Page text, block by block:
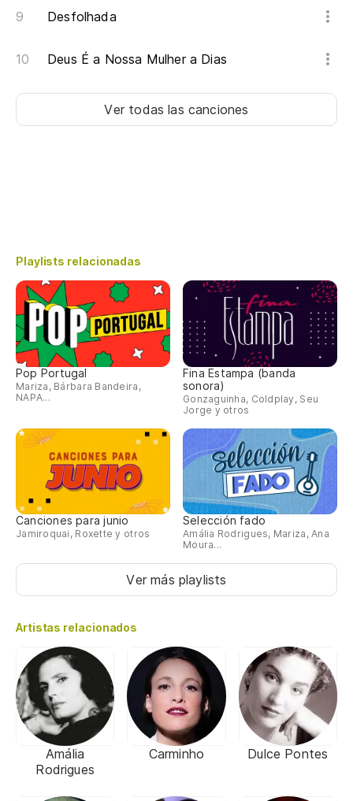
Desfolhada
Deus É a Nossa Mulher a Dias
Ver todas las canciones
Playlists relacionadas
Pop Portugal
Mariza, Bárbara Bandeira,
NAPA...
Fina Estampa (banda
sonora)
Gonzaguinha, Coldplay, Seu
Jorge y otros
Canciones para junio
Jamiroquai, Roxette y otros
Selección fado
Amália Rodrigues, Mariza, Ana
Moura...
Ver más playlists
Artistas relacionados
Amália
Rodrigues
Carminho Dulce Pontes